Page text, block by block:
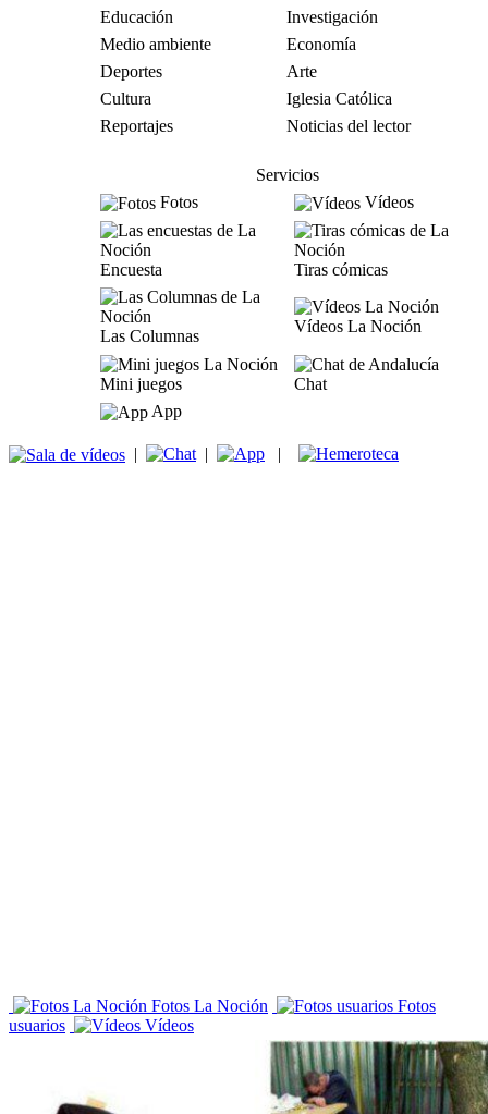
Educación
Investigación
Medio ambiente
Economía
Deportes
Arte
Cultura
Iglesia Católica
Reportajes
Noticias del lector
Servicios
Fotos
Vídeos
Encuesta Tiras cómicas
Las Columnas
Vídeos La Noción
Mini juegos
Chat
App
| | |
Fotos La Noción
Fotos
usuarios
Vídeos